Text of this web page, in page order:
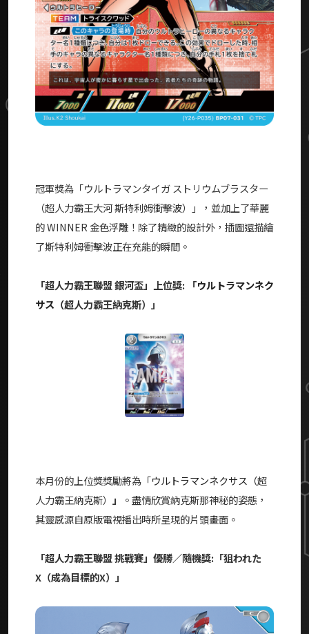
冠軍獎為「ウルトラマンタイガ ストリウムブラスター
（超人力霸王大河 斯特利姆衝擊波）」，並加上了華麗
的 WINNER 金色浮雕！除了精緻的設計外，插圖還描繪
了斯特利姆衝擊波正在充能的瞬間。
「超人力霸王聯盟 銀河盃」上位獎: 「ウルトラマンネク
サス（超人力霸王納克斯）」
本月份的上位獎獎勵將為「ウルトラマンネクサス（超
人力霸王納克斯）
」
。盡情欣賞納克斯那神秘的姿態，
其靈感源自原版電視播出時所呈現的片頭畫面。
「超人力霸王聯盟 挑戰賽」優勝／隨機獎:「狙われた
X（成為目標的X） 」